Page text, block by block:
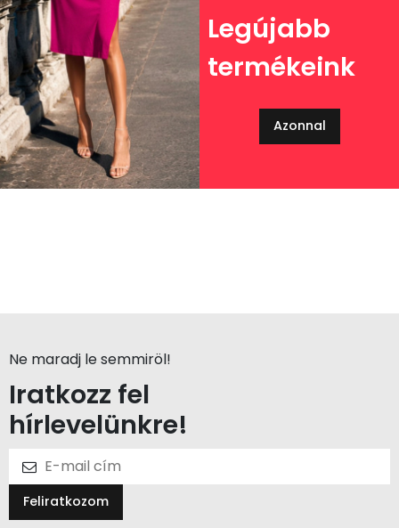
Legújabb
termékeink
Azonnal
Ne maradj le semmiröl!
Iratkozz fel
hírlevelünkre!
Feliratkozom